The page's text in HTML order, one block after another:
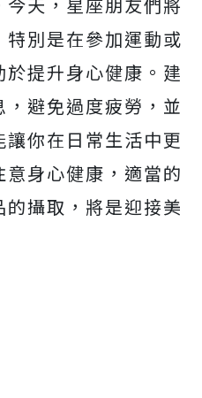
別是在參加運動或
提升身心健康。建
避免過度疲勞，並
你在日常生活中更
身心健康，適當的
攝取，將是迎接美